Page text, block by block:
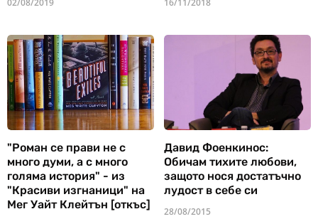
"Роман се прави не с
много думи, а с много
голяма история" - из
"Красиви изгнаници" на
Мег Уайт Клейтън [откъс]
Давид Фоенкинос:
Обичам тихите любови,
защото нося достатъчно
лудост в себе си
28/08/2015